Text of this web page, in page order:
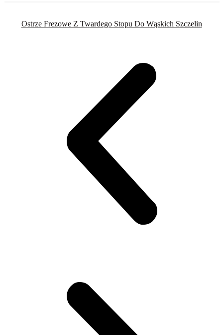
Ostrze Frezowe Z Twardego Stopu Do Wąskich Szczelin